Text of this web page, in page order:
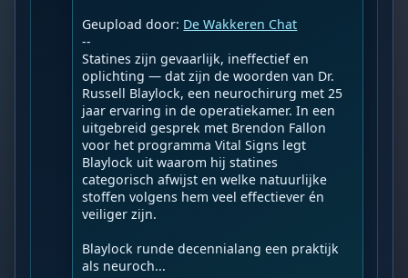
Geupload door: De Wakkeren Chat
--
Statines zijn gevaarlijk, ineffectief en
oplichting — dat zijn de woorden van Dr.
Russell Blaylock, een neurochirurg met 25
jaar ervaring in de operatiekamer. In een
uitgebreid gesprek met Brendon Fallon
voor het programma Vital Signs legt
Blaylock uit waarom hij statines
categorisch afwijst en welke natuurlijke
stoffen volgens hem veel effectiever én
veiliger zijn.
Blaylock runde decennialang een praktijk
als neuroch...